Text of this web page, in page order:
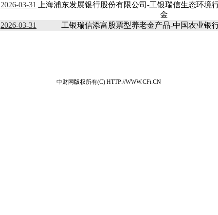
2026-03-31
上海浦东发展银行股份有限公司-工银瑞信生态环境
金
2026-03-31
工银瑞信添富股票型养老金产品-中国农业银
中财网版权所有(C) HTTP://WWW.CFi.CN